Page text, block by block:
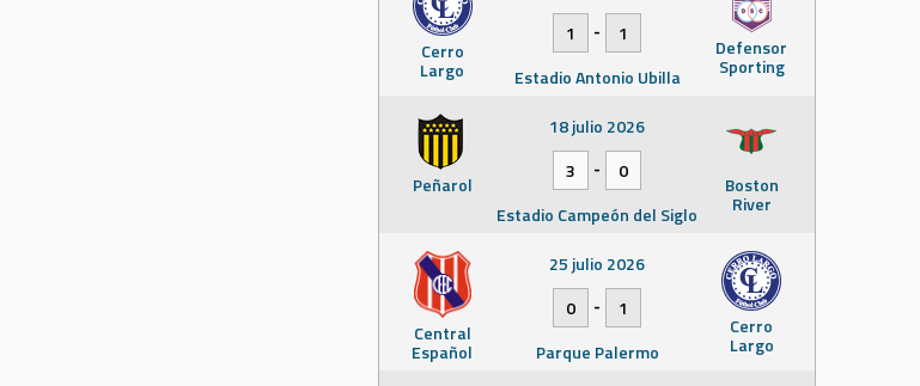
Cerro
Largo
Defensor
Sporting
1
-
1
Estadio Antonio Ubilla
Peñarol Boston
River
18 julio 2026
3
-
0
Estadio Campeón del Siglo
Central
Español
Cerro
Largo
25 julio 2026
0
-
1
Parque Palermo